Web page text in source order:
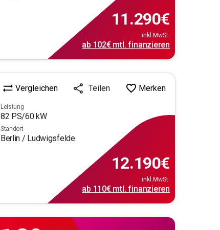
11.290€
inkl.MwSt.
ab 102€mtl. finanzieren
Vergleichen Teilen Merken
Leistung
82 PS/60kW
Standort
Berlin / Ludwigsfelde
12.190€
inkl.MwSt.
ab 110€mtl. finanzieren